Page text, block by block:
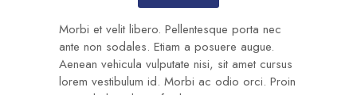
Morbi et velit libero. Pellentesque porta nec
ante non sodales. Etiam a posuere augue.
Aenean vehicula vulputate nisi, sit amet cursus
lorem vestibulum id. Morbi ac odio orci. Proin